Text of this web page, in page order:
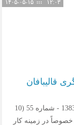
۱۲:۰۳
قالیبافان
نویسنده: ططری،علی؛ مجله: گنجینه اسناد » پاييز 1383 - شماره 55 (10
خصوصاً در زمینه کار